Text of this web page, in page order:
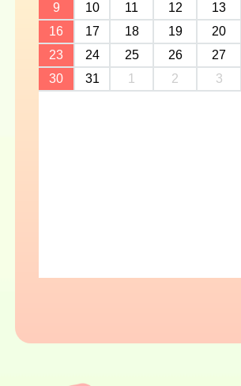
9
10 11 12 13
16
17 18 19 20
23
24 25 26 27
30
31 1 2 3